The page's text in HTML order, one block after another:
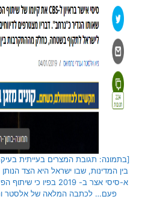
[בתמונה: תגובת המצרים בעייתית
בין המדינות, שבו ישראל היא הצד
א-סיסי אצר ב- 2019
פעם… לכתבה המלאה של אלסטר